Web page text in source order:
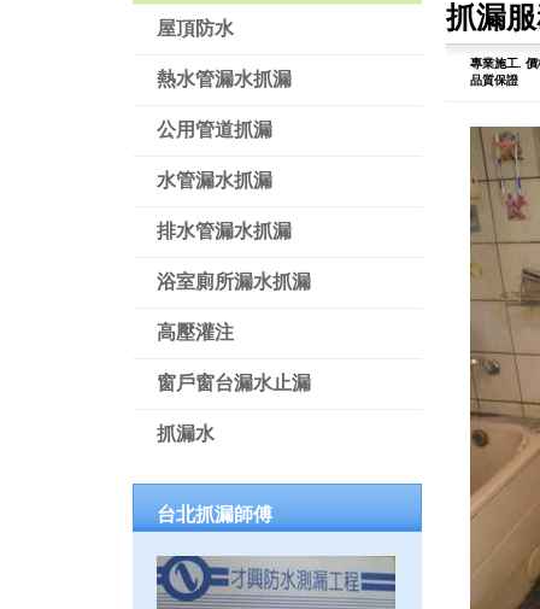
屋頂防水
熱水管漏水抓漏
公用管道抓漏
水管漏水抓漏
排水管漏水抓漏
浴室廁所漏水抓漏
高壓灌注
窗戶窗台漏水止漏
抓漏水
台北抓漏師傅
抓漏
專業施工. 價
品質保證